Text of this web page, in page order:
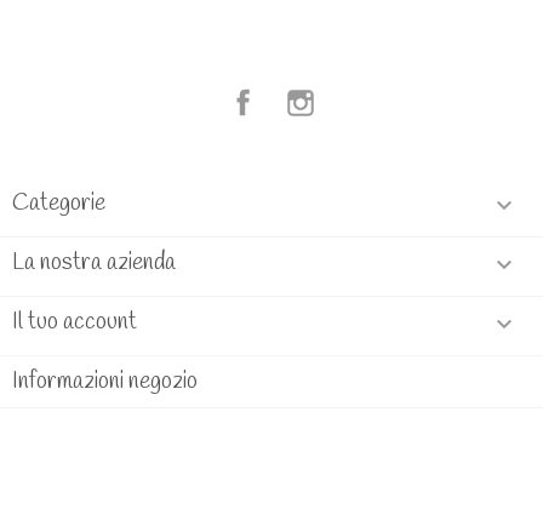
Facebook
Categorie 
La nostra azienda 
Il tuo account 
Informazioni negozio